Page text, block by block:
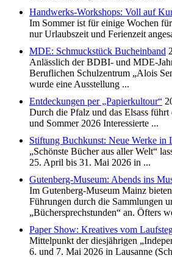
Handwerks-Workshops: Voll auf
Im Sommer ist für einige Wochen
nur Urlaubszeit und Ferienzeit
MDE: Schmuckstück Bucheinband
Anlässlich der BDBI- und MDE-
Beruflichen Schulzentrum „Alois
wurde eine Ausstellung ...
Entdeckungen per „Papierkultour“
Durch die Pfalz und das Elsass
und Sommer 2026 Interessierte ...
Stiftung Buchkunst: Neue Werke in
„Schönste Bücher aus aller Welt“
25. April bis 31. Mai 2026 in ...
Gutenberg-Museum: Abends ins
Im Gutenberg-Museum Mainz
Führungen durch die Sammlungen
„Büchersprechstunden“ an. Öfters
Paper Show: Kreatives vom
Mittelpunkt der diesjährigen
6. und 7. Mai 2026 in Lausanne